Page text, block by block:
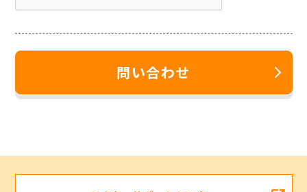
問い合わせ